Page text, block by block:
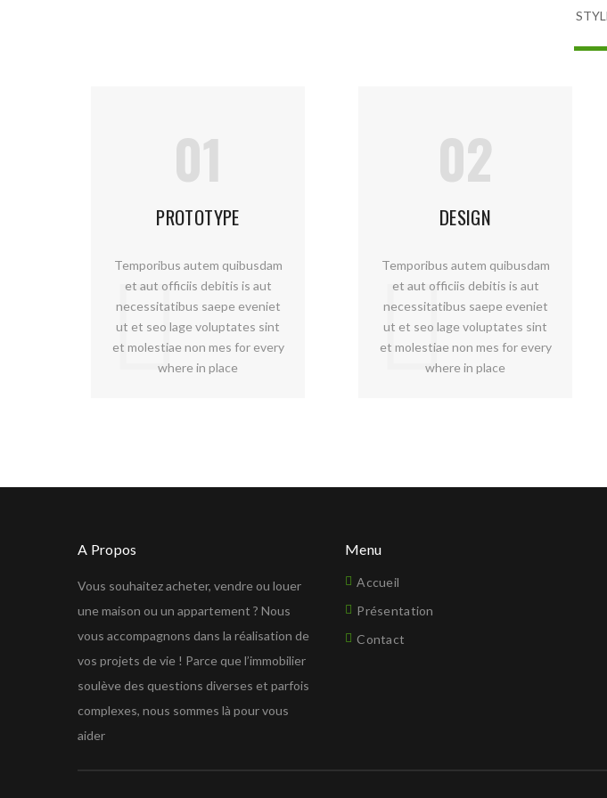
01
PROTOTYPE
Temporibus autem quibusdam
et aut officiis debitis is aut
necessitatibus saepe eveniet
ut et seo lage voluptates sint
et molestiae non mes for every
where in place
02
DESIGN
Temporibus autem quibusdam
et aut officiis debitis is aut
necessitatibus saepe eveniet
ut et seo lage voluptates sint
et molestiae non mes for every
where in place
A Propos
Vous souhaitez acheter, vendre ou louer
une maison ou un appartement ? Nous
vous accompagnons dans la réalisation de
vos projets de vie ! Parce que l’immobilier
soulève des questions diverses et parfois
complexes, nous sommes là pour vous
aider
Menu
Accueil
Présentation
Contact